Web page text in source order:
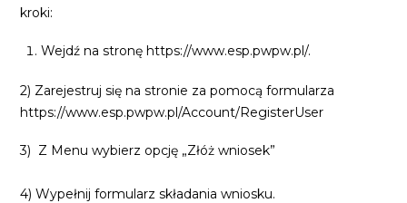
kroki:
Wejdź na stronę https://www.esp.pwpw.pl/.
2) Zarejestruj się na stronie za pomocą formularza
https://www.esp.pwpw.pl/Account/RegisterUser
3) Z Menu wybierz opcję „Złóż wniosek”
4) Wypełnij formularz składania wniosku.